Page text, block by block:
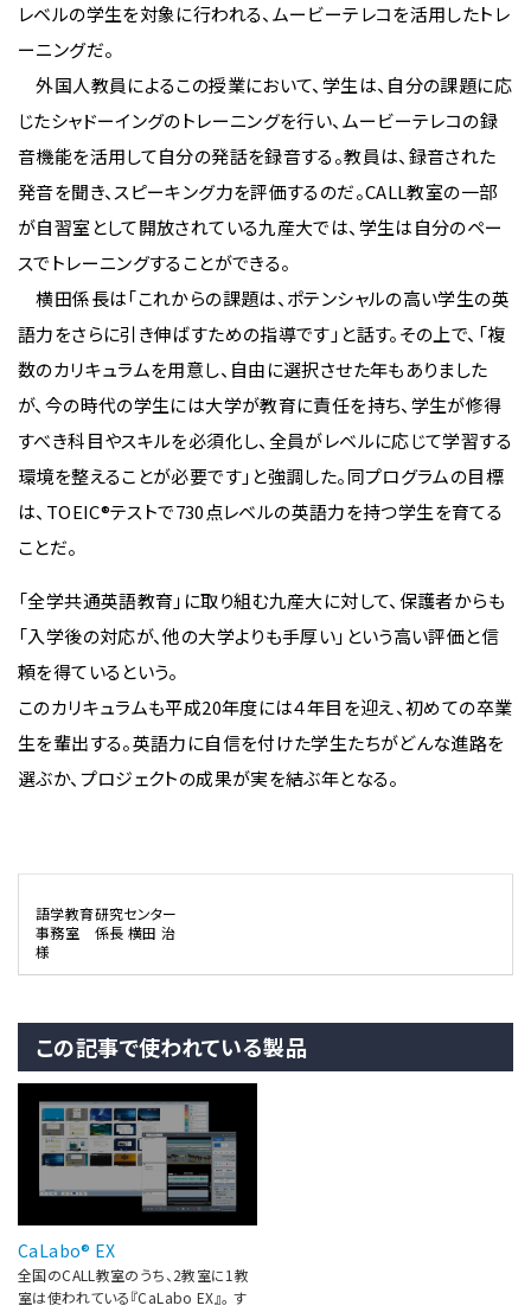
レベルの学生を対象に行われる、ムービーテレコを活用したトレ
ーニングだ。
外国人教員によるこの授業において、学生は、自分の課題に応
じたシャドーイングのトレーニングを行い、ムービーテレコの録
音機能を活用して自分の発話を録音する。教員は、録音された
発音を聞き、スピーキング力を評価するのだ。CALL教室の一部
が自習室として開放されている九産大では、学生は自分のペー
スでトレーニングすることができる。
横田係長は「これからの課題は、ポテンシャルの高い学生の英
語力をさらに引き伸ばすための指導です」と話す。その上で、「複
数のカリキュラムを用意し、自由に選択させた年もありました
が、今の時代の学生には大学が教育に責任を持ち、学生が修得
すべき科目やスキルを必須化し、全員がレベルに応じて学習する
環境を整えることが必要です」と強調した。同プログラムの目標
は、TOEIC®テストで730点レベルの英語力を持つ学生を育てる
ことだ。
「全学共通英語教育」に取り組む九産大に対して、保護者からも
「入学後の対応が、他の大学よりも手厚い」という高い評価と信
頼を得ているという。
このカリキュラムも平成20年度には４年目を迎え、初めての卒業
生を輩出する。英語力に自信を付けた学生たちがどんな進路を
選ぶか、プロジェクトの成果が実を結ぶ年となる。
語学教育研究センター
事務室 係長 横田 治
様
この記事で使われている製品
CaLabo® EX
全国のCALL教室のうち、2教室に1教
室は使われている『CaLabo EX』。 す